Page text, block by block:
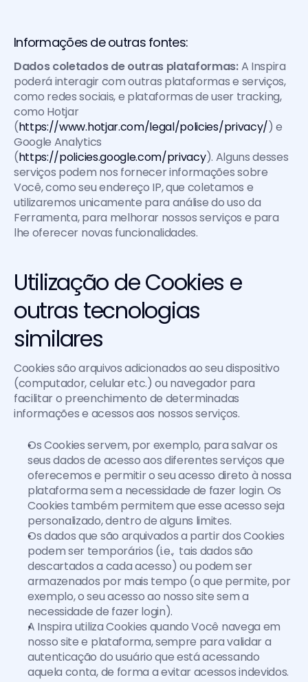
Informações de outras fontes:
Dados coletados de outras plataformas: A Inspira
poderá interagir com outras plataformas e serviços,
como redes sociais, e plataformas de user tracking,
como Hotjar
(https://www.hotjar.com/legal/policies/privacy/) e
Google Analytics
(https://policies.google.com/privacy). Alguns desses
serviços podem nos fornecer informações sobre
Você, como seu endereço IP, que coletamos e
utilizaremos unicamente para análise do uso da
Ferramenta, para melhorar nossos serviços e para
lhe oferecer novas funcionalidades.
Utilização de Cookies e
outras tecnologias
similares
Cookies são arquivos adicionados ao seu dispositivo
(computador, celular etc.) ou navegador para
facilitar o preenchimento de determinadas
informações e acessos aos nossos serviços.
Os Cookies servem, por exemplo, para salvar os
seus dados de acesso aos diferentes serviços que
oferecemos e permitir o seu acesso direto à nossa
plataforma sem a necessidade de fazer login. Os
Cookies também permitem que esse acesso seja
personalizado, dentro de alguns limites.
Os dados que são arquivados a partir dos Cookies
podem ser temporários (i.e.,  tais dados são
descartados a cada acesso) ou podem ser
armazenados por mais tempo (o que permite, por
exemplo, o seu acesso ao nosso site sem a
necessidade de fazer login).
A Inspira utiliza Cookies quando Você navega em
nosso site e plataforma, sempre para validar a
autenticação do usuário que está acessando
aquela conta, de forma a evitar acessos indevidos.